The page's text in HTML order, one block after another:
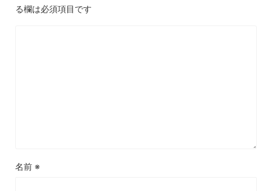
る欄は必須項目です
名前 ※